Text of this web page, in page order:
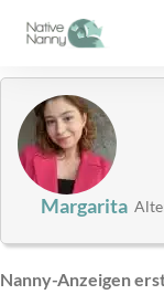
Inhalt
Margarita
Nanny-Anzeigen